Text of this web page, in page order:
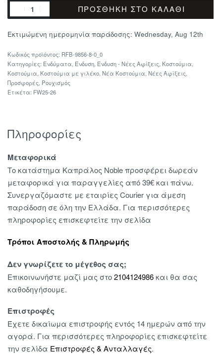
ΠΡΟΣΘΉΚΗ ΣΤΟ ΚΑΛΆΘΙ
Εκτιμώμενη ημερομηνία παράδοσης: Wednesday, Aug 12th
RFB-9856-8-0_0
Κατηγορίες: Ενδύματα, Ένδυση, Ένδυση - Νέες Αφίξεις, Κοστούμια,
Κοστούμια, Κοστούμια με γιλέκο, Νέα Κοστούμια, Νέες Αφίξεις,
Προσφορές, Ρουχισμός
Ετικέτα: FW25-26
Πληροφορίες
Μεταφορικά
Το κατάστημα Καπράλος Noble προσφέρει δωρεάν
μεταφορικά για παραγγελίες από 39€ και πάνω.
Συνεργαζόμαστε με εταιρίες Courier για άμεση
παράδοση σε όλη την Ελλάδα. Για περισσότερες
πληροφορίες επισκεφτείτε την σελίδα
Τρόποι Αποστολής & Πληρωμής
Δεν γνωρίζετε το μέγεθος σας;
Επικοινωνήστε μαζί μας στο2104124986και θα σας
καθοδηγήσουμε.
Επιστροφές
Έχετε δικαίωμα επιστροφής εντός 14 ημερών από την
αγορά. Για περισσότερες πληροφορίες επισκεφτείτε
την σελίδα Επιστροφές & Ανταλλαγές.